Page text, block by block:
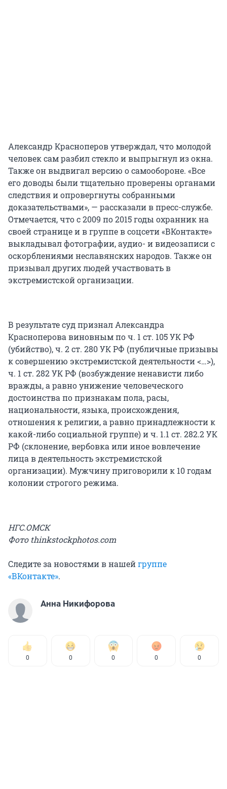
Александр Красноперов утверждал, что молодой
человек сам разбил стекло и выпрыгнул из окна.
Также он выдвигал версию о самообороне. «Все
его доводы были тщательно проверены органами
следствия и опровергнуты собранными
доказательствами», — рассказали в пресс-службе.
Отмечается, что с 2009 по 2015 годы охранник на
своей странице и в группе в соцсети «ВКонтакте»
выкладывал фотографии, аудио- и видеозаписи с
оскорблениями неславянских народов. Также он
призывал других людей участвовать в
экстремистской организации.
В результате суд признал Александра
Красноперова виновным по ч. 1 ст. 105 УК РФ
(убийство), ч. 2 ст. 280 УК РФ (публичные призывы
к совершению экстремистской деятельности <…>),
ч. 1 ст. 282 УК РФ (возбуждение ненависти либо
вражды, а равно унижение человеческого
достоинства по признакам пола, расы,
национальности, языка, происхождения,
отношения к религии, а равно принадлежности к
какой-либо социальной группе) и ч. 1.1 ст. 282.2 УК
РФ (склонение, вербовка или иное вовлечение
лица в деятельность экстремистской
организации). Мужчину приговорили к 10 годам
колонии строгого режима.
НГС.ОМСК
Фото thinkstockphotos.com
Следите за новостями в нашейгруппе
«ВКонтакте».
Анна Никифорова
0 0 0 0 0